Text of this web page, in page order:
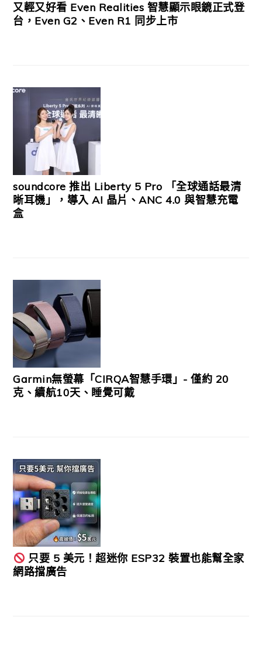
又輕又好看 Even Realities 智慧顯示眼鏡正式登
台，Even G2、Even R1 同步上市
soundcore 推出 Liberty 5 Pro 「全球通話最清
晰耳機」，導入 AI 晶片、ANC 4.0 與智慧充電
盒
Garmin無螢幕「CIRQA智慧手環」- 僅約 20
克、續航10天、睡覺可戴
只要 5 美元！超迷你 ESP32 裝置也能幫全家
網路擋廣告